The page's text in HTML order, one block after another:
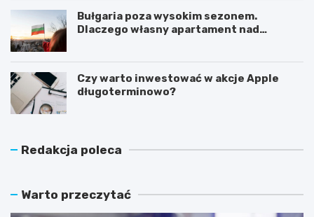
Bułgaria poza wysokim sezonem.
Dlaczego własny apartament nad
Czy warto inwestować w akcje Apple
długoterminowo?
Redakcja poleca
Warto przeczytać